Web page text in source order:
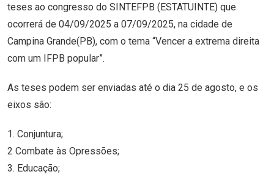
teses ao congresso do SINTEFPB (ESTATUINTE) que
ocorrerá de 04/09/2025 a 07/09/2025, na cidade de
Campina Grande(PB), com o tema “Vencer a extrema direita
com um IFPB popular”.
As teses podem ser enviadas até o dia 25 de agosto, e os
eixos são:
1. Conjuntura;
2 Combate às Opressões;
3. Educação;